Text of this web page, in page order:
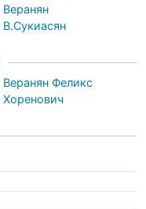
Веранян
В.Сукиасян
Веранян Феликс
Хоренович